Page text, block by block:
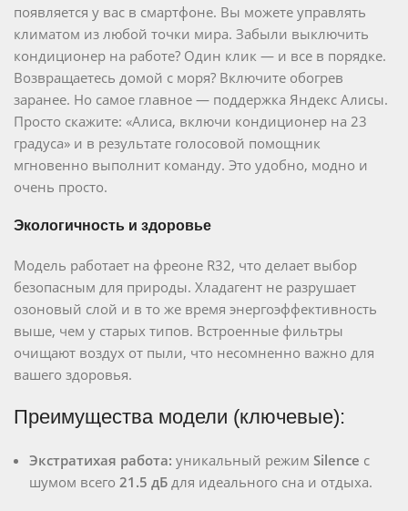
появляется у вас в смартфоне. Вы можете управлять
климатом из любой точки мира. Забыли выключить
кондиционер на работе? Один клик — и все в порядке.
Возвращаетесь домой с моря? Включите обогрев
заранее. Но самое главное — поддержка Яндекс Алисы.
Просто скажите: «Алиса, включи кондиционер на 23
градуса» и в результате голосовой помощник
мгновенно выполнит команду. Это удобно, модно и
очень просто.
Экологичность и здоровье
Модель работает на фреоне R32, что делает выбор
безопасным для природы. Хладагент не разрушает
озоновый слой и в то же время энергоэффективность
выше, чем у старых типов. Встроенные фильтры
очищают воздух от пыли, что несомненно важно для
вашего здоровья.
Преимущества модели (ключевые):
Экстратихая работа: уникальный режим Silence с
шумом всего 21.5 дБ для идеального сна и отдыха.